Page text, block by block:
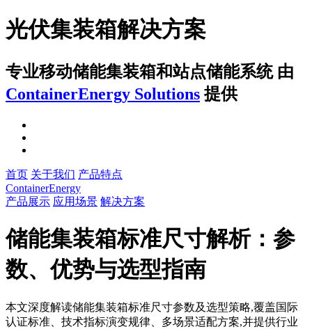
光伏集装箱解决方案
专业移动储能集装箱和站点储能系统 由
ContainerEnergy Solutions 提供
首页 关于我们 产品特点
ContainerEnergy
产品展示 应用场景 解决方案
储能集装箱标准尺寸解析：参
数、优势与选型指南
本文深度解读储能集装箱标准尺寸参数及选型策略,覆盖国际
认证标准、技术指标演变规律、多场景适配方案,并提供行业